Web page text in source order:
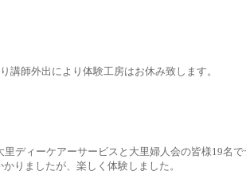
講師外出により体験工房はお休み致します。
里ディーケアーサービスと大里婦人会の皆様19名
りましたが、楽しく体験しました。